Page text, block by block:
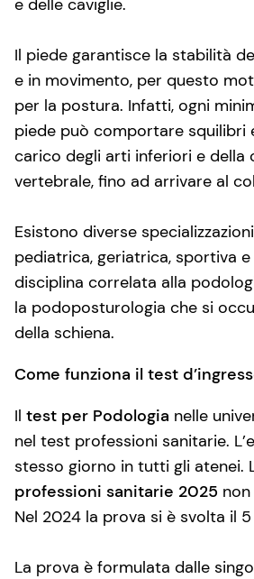
e delle caviglie.
Il piede garantisce la stabilità
e in movimento, per questo
per la postura. Infatti, ogni
piede può comportare squilibri
carico degli arti inferiori e della
vertebrale, fino ad arrivare al
Esistono diverse
pediatrica, geriatrica, sportiva
disciplina correlata alla
la podoposturologia che si
della schiena.
Come funziona il test
Il test per Podologia nelle
nel test professioni sanitarie.
stesso giorno in tutti gli atenei.
professioni sanitarie 2025
Nel 2024 la prova si è svolta il
La prova è formulata dalle